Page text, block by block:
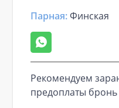
Парная:Финская
Рекомендуем
предоплаты